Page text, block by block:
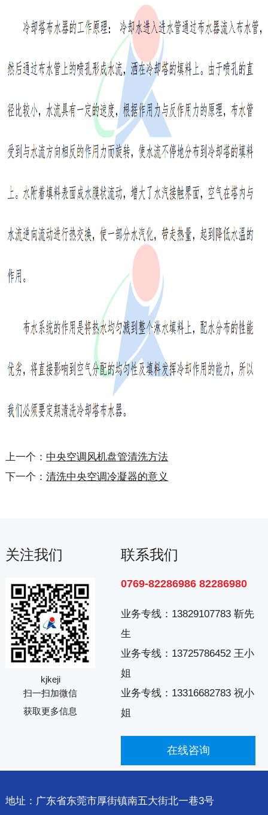
上一个： 中央空调风机盘管清洗方法
下一个： 清洗中央空调冷凝器的意义
关注我们
kjkeji
扫一扫加微信
获取更多信息
联系我们
0769-82286986 82286980
业务专线： 13829107783 靳先
生
业务专线： 13725786452 王小
姐
业务专线： 13316682783 祝小
姐
在线咨询
地址：广东省东莞市厚街镇南五大街北一巷3号